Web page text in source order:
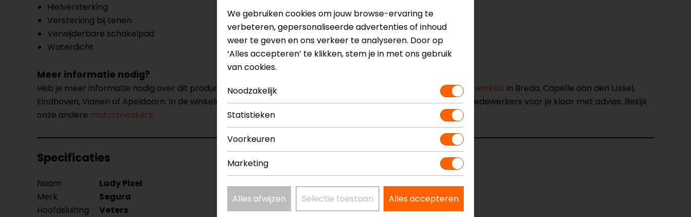
Hielversterking
Versterking bij tenen
Verwijderbare schakelpad
Waterdicht
Meer informatie nodig?
Heb je meer informatie nodig over dit product? Neem dancontact met ons op of kom langs in één vanonze winkels in Breda, Capelle aan den IJssel,
Eindhoven, Vianen of Apeldoorn. In de winkels kun je het product bekijken & passen en staan onze verkoopmedewerkers voor je klaar met advies. Bekijk
onze andere motorsneakers.
Specificaties
Naam Lady Pixel Model
SBO20
Merk
Segura Kleur
Khaki
Hoofdsluiting
Veters Materiaal
Leer
We gebruiken cookies om jouw browse-ervaring te
verbeteren, gepersonaliseerde advertenties of inhoud
weer te geven en ons verkeer te analyseren. Door op
‘Alles accepteren’ te klikken, stem je in met ons gebruik
van cookies.
Noodzakelijk
Statistieken
Voorkeuren
Marketing
Alles afwijzen Selectie toestaan Alles accepteren